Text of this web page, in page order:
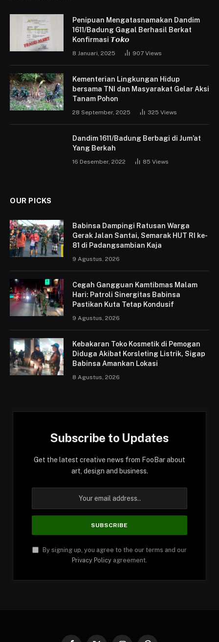
Penipuan Mengatasnamakan Dandim
1611/Badung Gagal Berhasil Berkat
Konfirmasi 𝙏𝙤𝙠𝙤
8 Januari, 2025 907 Views
Kementerian Lingkungan Hidup
bersama TNI dan Masyarakat Gelar Aksi
Tanam Pohon
28 September, 2025 325 Views
Dandim 1611/Badung Berbagi di Jum’at
Yang Berkah
16 Desember, 2022 85 Views
OUR PICKS
Babinsa Dampingi Ratusan Warga
Gerak Jalan Santai, Semarak HUT RI ke-
81 di Padangsambian Kaja
9 Agustus, 2026
Cegah Gangguan Kamtibmas Malam
Hari: Patroli Sinergitas Babinsa
Pastikan Kuta Tetap Kondusif
9 Agustus, 2026
Kebakaran Toko Kosmetik di Pemogan
Diduga Akibat Korsleting Listrik, Sigap
Babinsa Amankan Lokasi
8 Agustus, 2026
Subscribe to Updates
Get the latest creative news from FooBar about
art, design and business.
By signing up, you agree to the our terms and our
Privacy Policy agreement.